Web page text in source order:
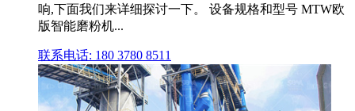
响,下面我们来详细探讨一下。 设备规格和型号 MTW欧
版智能磨粉机...
联系电话: 180 3780 8511